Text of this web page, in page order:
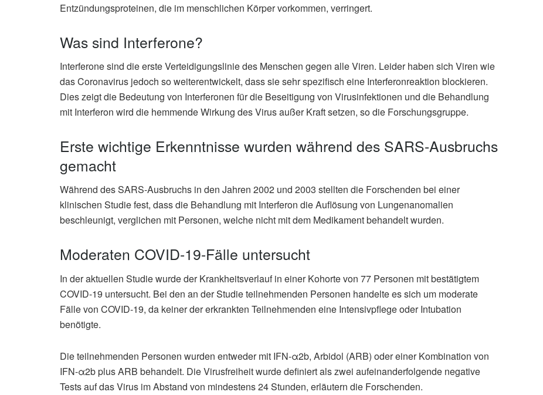
Entzündungsproteinen, die im menschlichen Körper vorkommen, verringert.
Was sind Interferone?
Interferone sind die erste Verteidigungslinie des Menschen gegen alle Viren. Leider haben sich Viren wie
das Coronavirus jedoch so weiterentwickelt, dass sie sehr spezifisch eine Interferonreaktion blockieren.
Dies zeigt die Bedeutung von Interferonen für die Beseitigung von Virusinfektionen und die Behandlung
mit Interferon wird die hemmende Wirkung des Virus außer Kraft setzen, so die Forschungsgruppe.
Erste wichtige Erkenntnisse wurden während des SARS-Ausbruchs
gemacht
Während des SARS-Ausbruchs in den Jahren 2002 und 2003 stellten die Forschenden bei einer
klinischen Studie fest, dass die Behandlung mit Interferon die Auflösung von Lungenanomalien
beschleunigt, verglichen mit Personen, welche nicht mit dem Medikament behandelt wurden.
Moderaten COVID-19-Fälle untersucht
In der aktuellen Studie wurde der Krankheitsverlauf in einer Kohorte von 77 Personen mit bestätigtem
COVID-19 untersucht. Bei den an der Studie teilnehmenden Personen handelte es sich um moderate
Fälle von COVID-19, da keiner der erkrankten Teilnehmenden eine Intensivpflege oder Intubation
benötigte.
Die teilnehmenden Personen wurden entweder mit IFN-α2b, Arbidol (ARB) oder einer Kombination von
IFN-α2b plus ARB behandelt. Die Virusfreiheit wurde definiert als zwei aufeinanderfolgende negative
Tests auf das Virus im Abstand von mindestens 24 Stunden, erläutern die Forschenden.